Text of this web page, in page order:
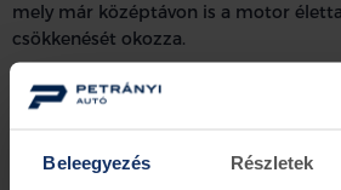
Beleegyezés Részletek
mely már középtávon is a motor
csökkenését okozza.
Az olajcsomagok böngészéséhez
vagy a képre: